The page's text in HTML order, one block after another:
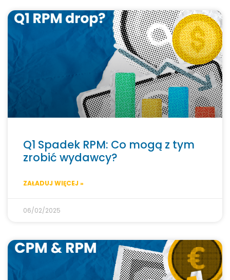
Q1 Spadek RPM: Co mogą z tym
zrobić wydawcy?
ZAŁADUJ WIĘCEJ »
06/02/2025